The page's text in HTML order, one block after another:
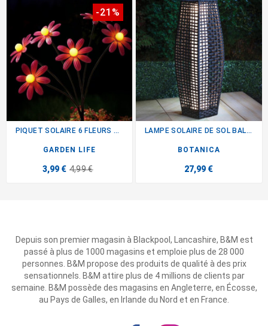
-21%
PIQUET SOLAIRE 6 FLEURS H75CM
GARDEN LIFE
3,99 € 4,99 €
LAMPE SOLAIRE DE SOL BALI...
BOTANICA
27,99 €
Depuis son premier magasin à Blackpool, Lancashire, B&M est
passé à plus de 1000 magasins et emploie plus de 28 000
personnes. B&M propose des produits de qualité à des prix
sensationnels. B&M attire plus de 4 millions de clients par
semaine. B&M possède des magasins en Angleterre, en Écosse,
au Pays de Galles, en Irlande du Nord et en France.